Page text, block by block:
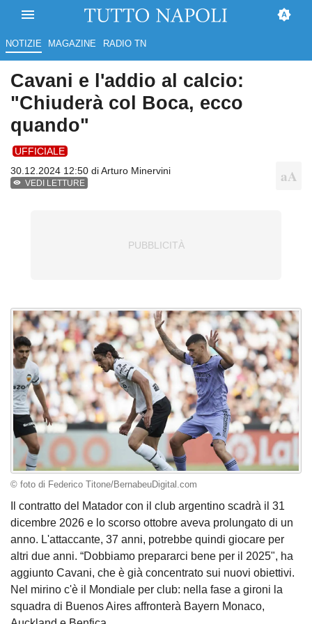
NOTIZIE MAGAZINE RADIO TN
Cavani e l'addio al calcio:
"Chiuderà col Boca, ecco
quando"
UFFICIALE
30.12.2024 12:50 diArturo Minervini
VEDI LETTURE
© foto di Federico Titone/BernabeuDigital.com
Il contratto del Matador con il club argentino scadrà il 31
dicembre 2026 e lo scorso ottobre aveva prolungato di un
anno. L'attaccante, 37 anni, potrebbe quindi giocare per
altri due anni. “Dobbiamo prepararci bene per il 2025", ha
aggiunto Cavani, che è già concentrato sui nuovi obiettivi.
Nel mirino c'è il Mondiale per club: nella fase a gironi la
squadra di Buenos Aires affronterà Bayern Monaco,